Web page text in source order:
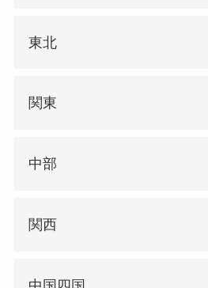
東北
関東
中部
関西